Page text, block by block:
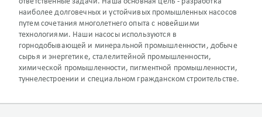
наиболее долговечных и устойчивых промышленных насосов
путем сочетания многолетнего опыта с новейшими
технологиями. Наши насосы используются в
горнодобывающей и минеральной промышленности, добыче
сырья и энергетике, сталелитейной промышленности,
химической промышленности, пигментной промышленности,
туннелестроении и специальном гражданском строительстве.